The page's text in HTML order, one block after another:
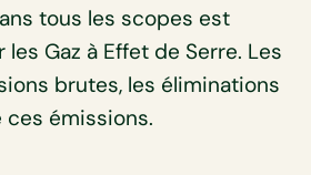
tous les scopes est
Gaz à Effet de Serre. Les
brutes, les éliminations
émissions.